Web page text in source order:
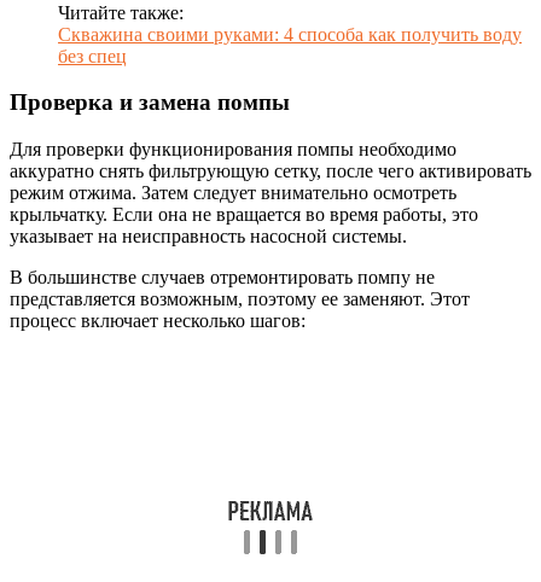
Читайте также:
Скважина своими руками: 4 способа как получить воду
без спец
Проверка и замена помпы
Для проверки функционирования помпы необходимо
аккуратно снять фильтрующую сетку, после чего активировать
режим отжима. Затем следует внимательно осмотреть
крыльчатку. Если она не вращается во время работы, это
указывает на неисправность насосной системы.
В большинстве случаев отремонтировать помпу не
представляется возможным, поэтому ее заменяют. Этот
процесс включает несколько шагов: